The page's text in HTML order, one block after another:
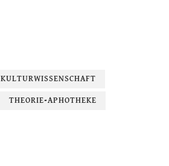
KULTURWISSENSCHAFT
THEORIE-APHOTHEKE